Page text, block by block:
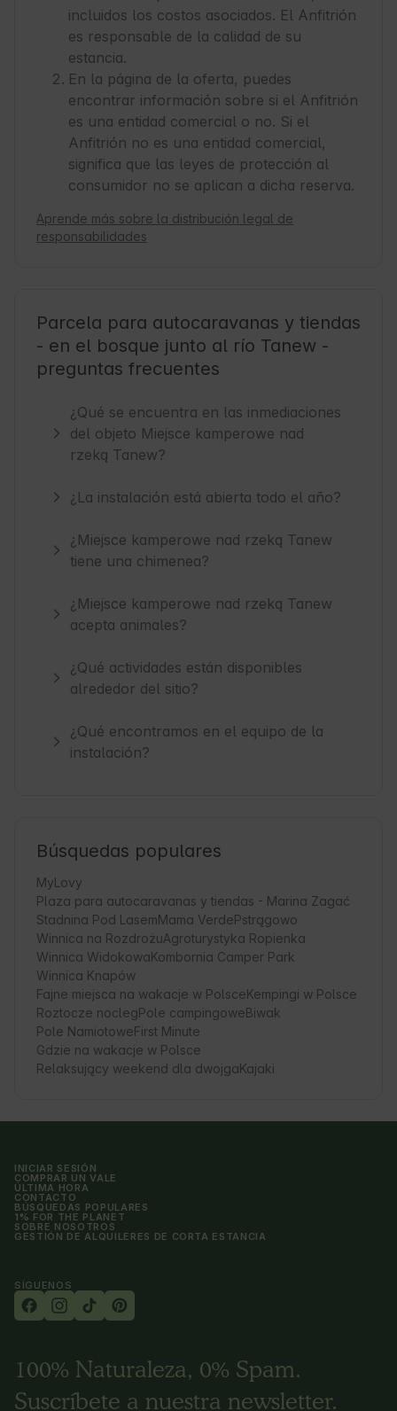
incluidos los costos asociados. El Anfitrión
es responsable de la calidad de su
estancia.
En la página de la oferta, puedes
encontrar información sobre si el Anfitrión
es una entidad comercial o no. Si el
Anfitrión no es una entidad comercial,
significa que las leyes de protección al
consumidor no se aplican a dicha reserva.
Aprende más sobre la distribución legal de
responsabilidades
Parcela para autocaravanas y tiendas
- en el bosque junto al río Tanew -
preguntas frecuentes
¿Qué se encuentra en las inmediaciones
del objeto Miejsce kamperowe nad
rzeką Tanew?
¿La instalación está abierta todo el año?
¿Miejsce kamperowe nad rzeką Tanew
tiene una chimenea?
¿Miejsce kamperowe nad rzeką Tanew
acepta animales?
¿Qué actividades están disponibles
alrededor del sitio?
¿Qué encontramos en el equipo de la
instalación?
Búsquedas populares
MyLovy
Plaza para autocaravanas y tiendas - Marina Zagać
Stadnina Pod LasemMama VerdePstrągowo
Winnica na RozdrożuAgroturystyka Ropienka
Winnica WidokowaKombornia Camper Park
Winnica Knapów
Fajne miejsca na wakacje w PolsceKempingi w Polsce
Roztocze noclegPole campingoweBiwak
Pole NamiotoweFirst Minute
Gdzie na wakacje w Polsce
Relaksujący weekend dla dwojgaKajaki
INICIAR SESIÓN
COMPRAR UN VALE
ÚLTIMA HORA
CONTACTO
BÚSQUEDAS POPULARES
1% FOR THE PLANET
SOBRE NOSOTROS
GESTIÓN DE ALQUILERES DE CORTA ESTANCIA
SÍGUENOS
100% Naturaleza, 0% Spam.
Suscríbete a nuestra newsletter.